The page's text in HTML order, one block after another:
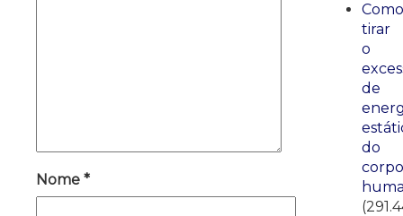
Nome *
Como
tirar
o
de
do
corpo